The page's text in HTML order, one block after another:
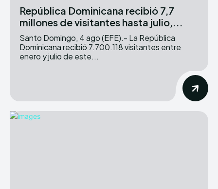
República Dominicana recibió 7,7
millones de visitantes hasta julio,...
Santo Domingo, 4 ago (EFE).- La República
Dominicana recibió 7.700.118 visitantes entre
enero y julio de este...